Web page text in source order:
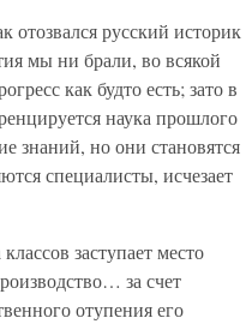
отозвался русский историк
мы ни брали, во всякой
как будто есть; зато в
наука прошлого
знаний, но они становятся
специалисты, исчезает
заступает место
за счет
отупения его